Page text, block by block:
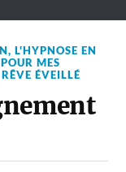
,L'HYPNOSE EN
POUR MES
RÊVE ÉVEILLÉ